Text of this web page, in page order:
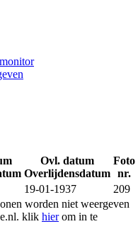
Ovl. datum
Overlijdensdatum
Foto
nr.
19-01-1937
209
worden niet weergeven
klik hierom in te